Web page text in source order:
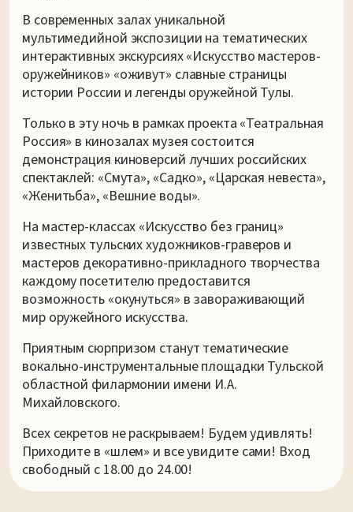
В современных залах уникальной
мультимедийной экспозиции на тематических
интерактивных экскурсиях «Искусство мастеров-
оружейников» «оживут» славные страницы
истории России и легенды оружейной Тулы.
Только в эту ночь в рамках проекта «Театральная
Россия» в кинозалах музея состоится
демонстрация киноверсий лучших российских
спектаклей: «Смута», «Садко», «Царская невеста»,
«Женитьба», «Вешние воды».
На мастер-классах «Искусство без границ»
известных тульских художников-граверов и
мастеров декоративно-прикладного творчества
каждому посетителю предоставится
возможность «окунуться» в завораживающий
мир оружейного искусства.
Приятным сюрпризом станут тематические
вокально-инструментальные площадки Тульской
областной филармонии имени И.А.
Михайловского.
Всех секретов не раскрываем! Будем удивлять!
Приходите в «шлем» и все увидите сами! Вход
свободный с 18.00 до 24.00!